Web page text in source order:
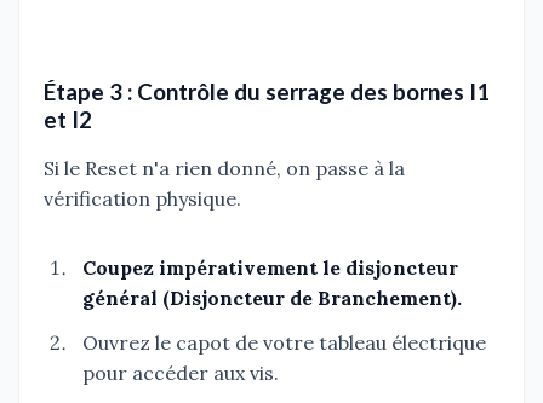
Étape 3 : Contrôle du serrage des bornes I1
et I2
Si le Reset n'a rien donné, on passe à la
vérification physique.
Coupez impérativement le disjoncteur
général (Disjoncteur de Branchement).
Ouvrez le capot de votre tableau électrique
pour accéder aux vis.